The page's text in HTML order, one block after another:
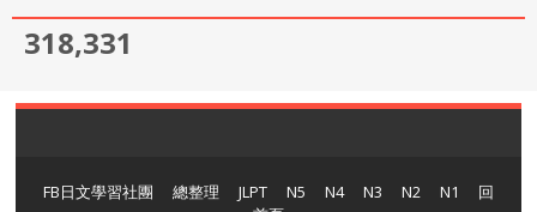
318,331
FB日文學習社團 總整理 JLPT N5 N4 N3 N2 N1
回